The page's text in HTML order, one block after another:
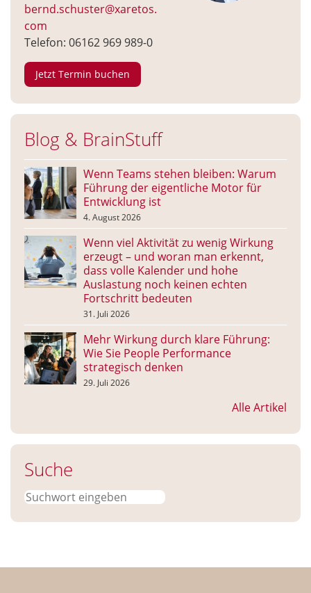
bernd.schuster@xaretos.
com
Telefon: 06162 969 989-0
Jetzt Termin buchen
Blog & BrainStuff
Wenn Teams stehen bleiben: Warum
Führung der eigentliche Motor für
Entwicklung ist
4. August 2026
Wenn viel Aktivität zu wenig Wirkung
erzeugt – und woran man erkennt,
dass volle Kalender und hohe
Auslastung noch keinen echten
Fortschritt bedeuten
31. Juli 2026
Mehr Wirkung durch klare Führung:
Wie Sie People Performance
strategisch denken
29. Juli 2026
Alle Artikel
Suche
Suchen